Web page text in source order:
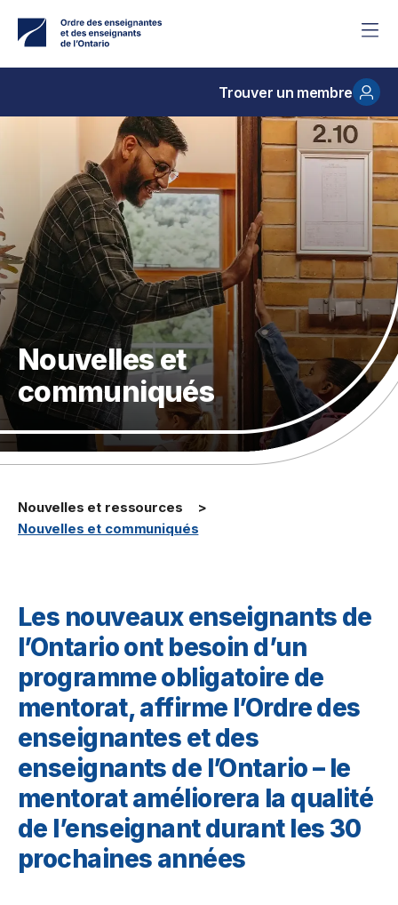
contenu
Trouver un membre
Nouvelles et
communiqués
Nouvelles et ressources
Nouvelles et communiqués
Les nouveaux enseignants de
l’Ontario ont besoin d’un
programme obligatoire de
mentorat, affirme l’Ordre des
enseignantes et des
enseignants de l’Ontario – le
mentorat améliorera la qualité
de l’enseignant durant les 30
prochaines années